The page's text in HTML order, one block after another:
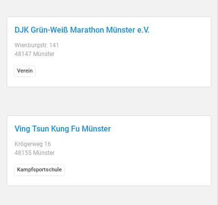
DJK Grün-Weiß Marathon Münster e.V.
Wienburgstr. 141
48147 Münster
Verein
Ving Tsun Kung Fu Münster
Krögerweg 16
48155 Münster
Kampfsportschule